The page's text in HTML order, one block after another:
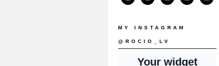
MY INSTAGRAM
@ROCIO_LV